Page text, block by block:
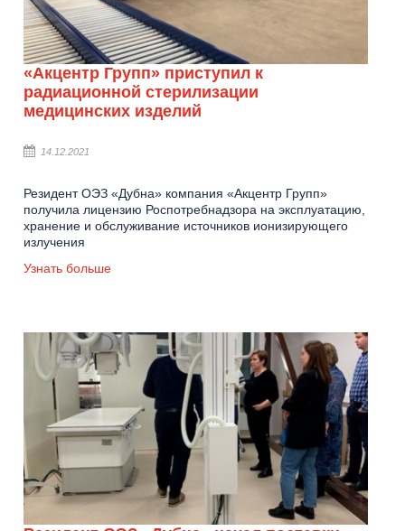
«Акцентр Групп» приступил к
радиационной стерилизации
медицинских изделий
14.12.2021
Резидент ОЭЗ «Дубна» компания «Акцентр Групп»
получила лицензию Роспотребнадзора на эксплуатацию,
хранение и обслуживание источников ионизирующего
излучения
Узнать больше